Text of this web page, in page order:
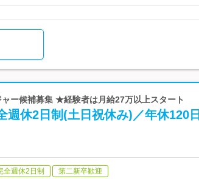
ー候補募集 ★経験者は月給27万以上スタート
週休2日制(土日祝休み)／年休120日
全週休2日制 第二新卒歓迎